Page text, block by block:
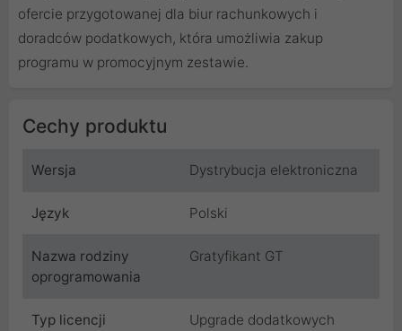
ofercie przygotowanej dla biur rachunkowych i
doradców podatkowych, która umożliwia zakup
programu w promocyjnym zestawie.
Cechy produktu
Wersja Dystrybucja elektroniczna
Język Polski
Nazwa rodziny
oprogramowania
Gratyfikant GT
Typ licencji
Upgrade dodatkowych